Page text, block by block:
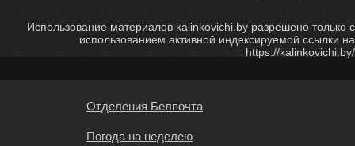
Использование материалов kalinkovichi.by разрешено только с
использованием активной индексируемой ссылки на
https://kalinkovichi.by/
Отделения Белпочта
Погода на неделею